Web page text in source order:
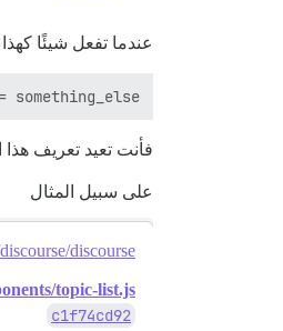
عندما تفعل شيئًا كهذا
فأنت تعيد تعريف
على سبيل المثال
discourse
topic-list.js
c1f74cd92